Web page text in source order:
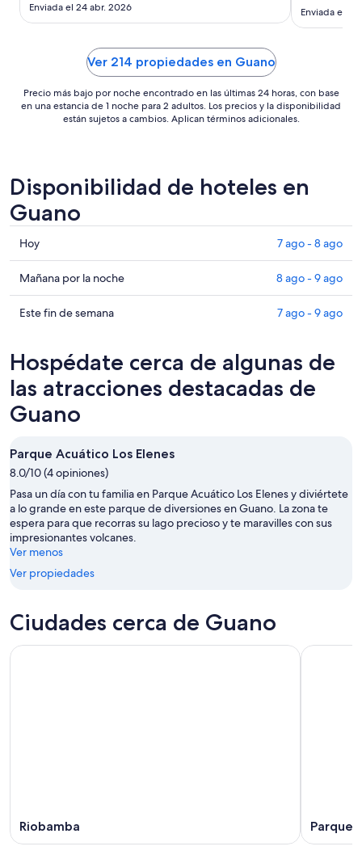
6
sep
Enviada el 24 abr. 2026 Enviada el 13
Ver 214 propiedades en Guano
Precio más bajo por noche encontrado en las últimas 24 horas, con base
en una estancia de 1 noche para 2 adultos. Los precios y la disponibilidad
están sujetos a cambios. Aplican términos adicionales.
Disponibilidad de hoteles en
Guano
Consultar
precios
en
Guano
para
ago
8
ago
Hoy 7 ago - 8 ago
Consultar
precios
en
mañana
la
noche,
ago
-
9
ago
Mañana por la noche 8 ago - 9 ago
Consultar
Guano
para
este
fin
semana,
7
ago
-
9
ago
Este fin de semana 7 ago - 9 ago
Hospédate cerca de algunas de
las atracciones destacadas de
Guano
Parque Acuático Los Elenes
8.0/10 (4 opiniones)
Pasa un día con tu familia en Parque Acuático Los Elenes y diviértete
a lo grande en este parque de diversiones en Guano. La zona te
espera para que recorras su lago precioso y te maravilles con sus
impresionantes volcanes.
Ver menos
Ver propiedades
Ciudades cerca de Guano
Riobamba Parque